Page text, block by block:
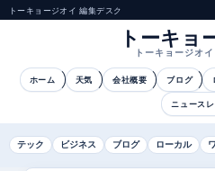
トーキョージオイ 編集デスク
トーキョ
トーキョージオ
ホーム 天気 会社概要 ブログ
ニュース
テック ビジネス ブログ ローカル